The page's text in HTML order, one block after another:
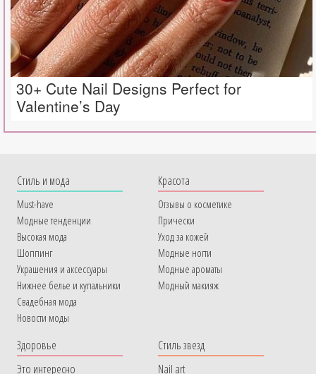
30+ Cute Nail Designs Perfect for
Valentine’s Day
Cтиль и мода
Must-have
Модные тенденции
Высокая мода
Шоппинг
Украшения и аксессуары
Нижнее белье и купальники
Свадебная мода
Новости моды
Красота
Отзывы о косметике
Прически
Уход за кожей
Модные ногти
Модные ароматы
Модный макияж
Здоровье
Это интересно
Стиль звезд
Nail art